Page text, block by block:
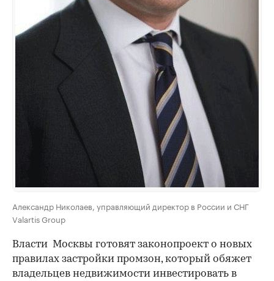
Александр Николаев, управляющий директор в России и СНГ
Valartis Group
Власти Москвы готовят законопроект о новых
правилах застройки промзон, который обяжет
владельцев недвижимости инвестировать в